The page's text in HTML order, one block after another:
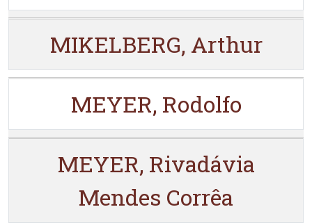
MIKELBERG, Arthur
MEYER, Rodolfo
MEYER, Rivadávia
Mendes Corrêa